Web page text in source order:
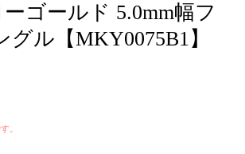
ゴールド 5.0mm幅フ
ル【MKY0075B1】
。